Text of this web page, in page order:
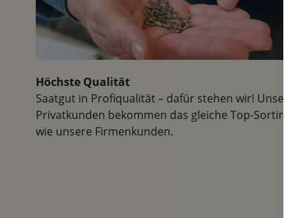
Höchste Qualität
Saatgut in Profiqualität – dafür stehen wir! Unsere
Privatkunden bekommen das gleiche Top-Sortiment
wie unsere Firmenkunden.